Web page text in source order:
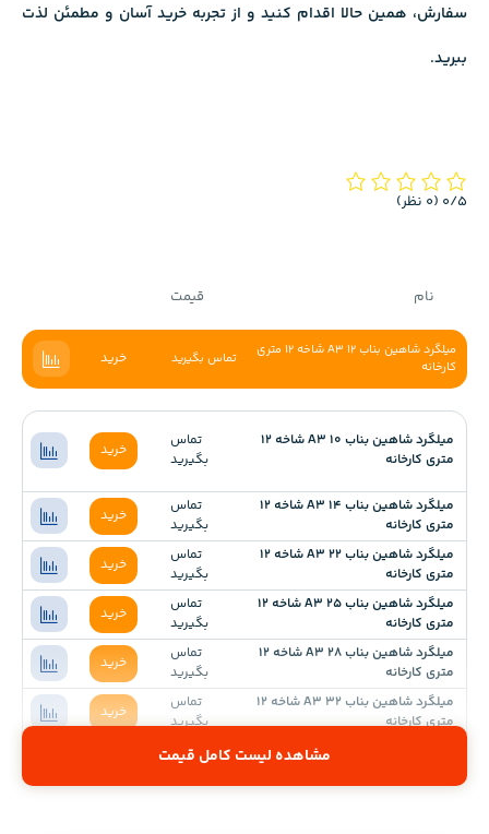
سفارش، همین حالا اقدام کنید و از تجربه خرید آسان و مطمئن لذت
ببرید.
‫0/5 ‫(0 نظر)
نام قیمت
میلگرد شاهین بناب 12 A3 شاخه 12 متری
کارخانه
تماس بگیرید خرید
میلگرد شاهین بناب 10 A3 شاخه 12
متری کارخانه
تماس
بگیرید
خرید
میلگرد شاهین بناب 14 A3 شاخه 12
متری کارخانه
تماس
بگیرید
خرید
میلگرد شاهین بناب 22 A3 شاخه 12
متری کارخانه
تماس
بگیرید
خرید
میلگرد شاهین بناب 25 A3 شاخه 12
متری کارخانه
تماس
بگیرید
خرید
میلگرد شاهین بناب 28 A3 شاخه 12
متری کارخانه
تماس
بگیرید
خرید
میلگرد شاهین بناب 32 A3 شاخه 12
متری کارخانه
تماس
بگیرید
خرید
مشاهده لیست کامل قیمت